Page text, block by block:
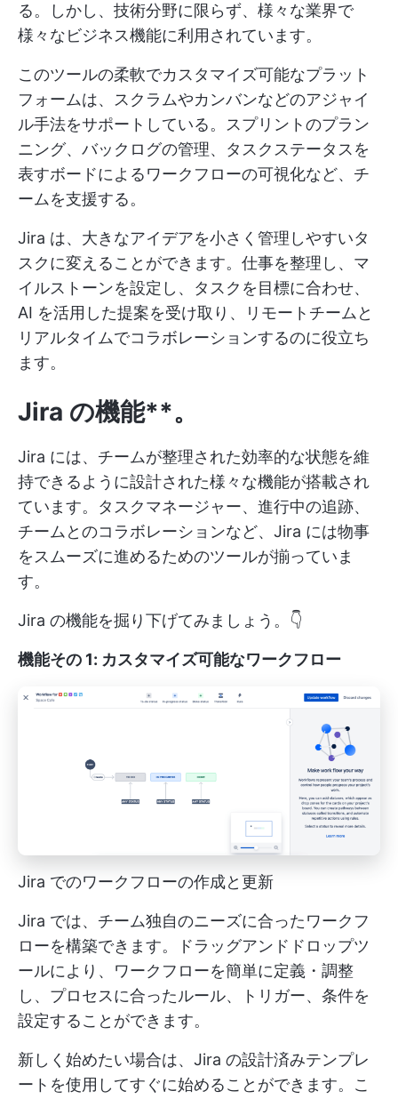
る。しかし、技術分野に限らず、様々な業界で
様々なビジネス機能に利用されています。
このツールの柔軟でカスタマイズ可能なプラット
フォームは、スクラムやカンバンなどのアジャイ
ル手法をサポートしている。スプリントのプラン
ニング、バックログの管理、タスクステータスを
表すボードによるワークフローの可視化など、チ
ームを支援する。
Jira は、大きなアイデアを小さく管理しやすいタ
スクに変えることができます。仕事を整理し、マ
イルストーンを設定し、タスクを目標に合わせ、
AI を活用した提案を受け取り、リモートチームと
リアルタイムでコラボレーションするのに役立ち
ます。
Jira の機能**。
Jira には、チームが整理された効率的な状態を維
持できるように設計された様々な機能が搭載され
ています。タスクマネージャー、進行中の追跡、
チームとのコラボレーションなど、Jira には物事
をスムーズに進めるためのツールが揃っていま
す。
Jira の機能を掘り下げてみましょう。👇
機能その 1: カスタマイズ可能なワークフロー
Jira でのワークフローの作成と更新
Jira では、チーム独自のニーズに合ったワークフ
ローを構築できます。ドラッグアンドドロップツ
ールにより、ワークフローを簡単に定義・調整
し、プロセスに合ったルール、トリガー、条件を
設定することができます。
新しく始めたい場合は、Jira の設計済みテンプレ
ートを使用してすぐに始めることができます。こ